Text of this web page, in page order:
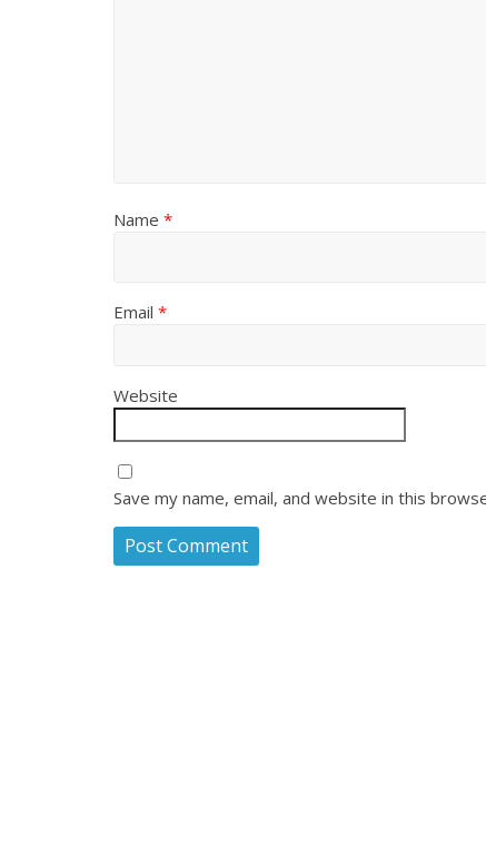
Name *
Email *
Website
Save my name, email, and website in this